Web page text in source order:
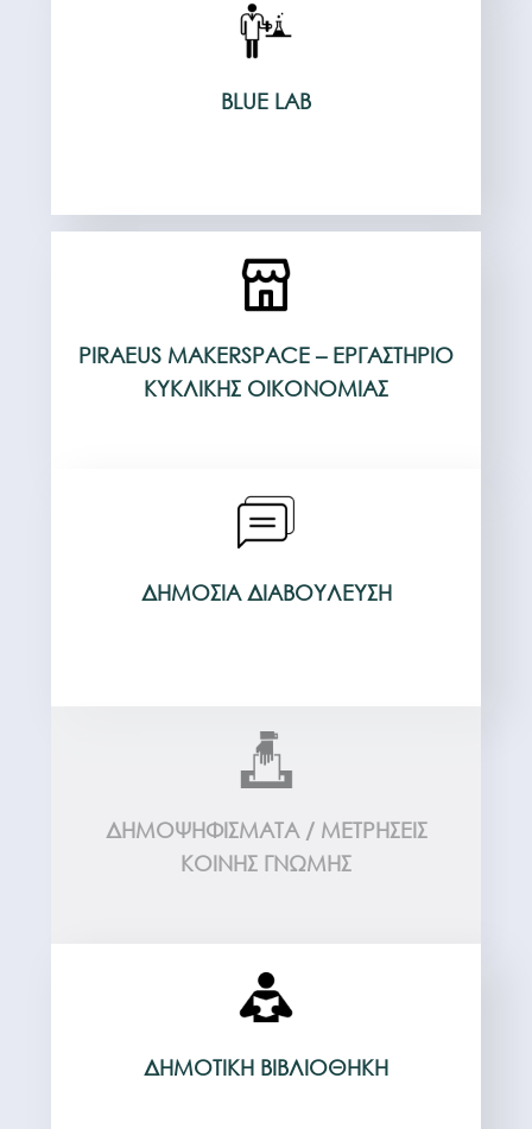
BLUE LAB
PIRAEUS MAKERSPACE – ΕΡΓΑΣΤΉΡΙΟ
ΚΥΚΛΙΚΉΣ ΟΙΚΟΝΟΜΊΑΣ
ΔΗΜΌΣΙΑ ΔΙΑΒΟΎΛΕΥΣΗ
ΔΗΜΟΨΗΦΊΣΜΑΤΑ / ΜΕΤΡΉΣΕΙΣ
ΚΟΙΝΉΣ ΓΝΏΜΗΣ
ΔΗΜΟΤΙΚΉ ΒΙΒΛΙΟΘΉΚΗ